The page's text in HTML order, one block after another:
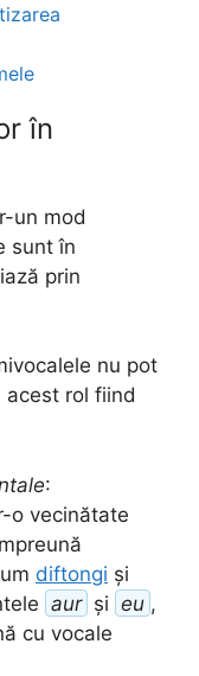
în
un mod
sunt în
prin
nu pot
acest rol fiind
:
o vecinătate
diftongi și
aur și eu ,
cu vocale